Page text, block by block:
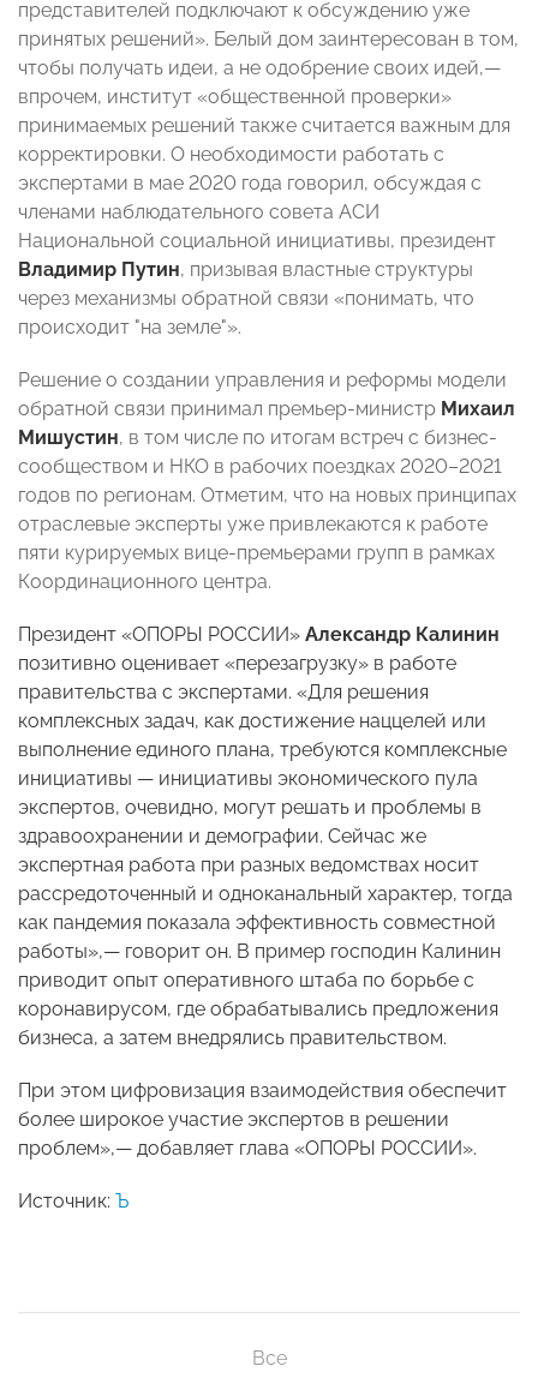
представителей подключают к обсуждению уже
принятых решений». Белый дом заинтересован в том,
чтобы получать идеи, а не одобрение своих идей,—
впрочем, институт «общественной проверки»
принимаемых решений также считается важным для
корректировки. О необходимости работать с
экспертами в мае 2020 года говорил, обсуждая с
членами наблюдательного совета АСИ
Национальной социальной инициативы, президент
Владимир Путин, призывая властные структуры
через механизмы обратной связи «понимать, что
происходит "на земле"».
Решение о создании управления и реформы модели
обратной связи принимал премьер-министр Михаил
Мишустин, в том числе по итогам встреч с бизнес-
сообществом и НКО в рабочих поездках 2020–2021
годов по регионам. Отметим, что на новых принципах
отраслевые эксперты уже привлекаются к работе
пяти курируемых вице-премьерами групп в рамках
Координационного центра.
Президент «ОПОРЫ РОССИИ» Александр Калинин
позитивно оценивает «перезагрузку» в работе
правительства с экспертами. «Для решения
комплексных задач, как достижение наццелей или
выполнение единого плана, требуются комплексные
инициативы — инициативы экономического пула
экспертов, очевидно, могут решать и проблемы в
здравоохранении и демографии. Сейчас же
экспертная работа при разных ведомствах носит
рассредоточенный и одноканальный характер, тогда
как пандемия показала эффективность совместной
работы»,— говорит он. В пример господин Калинин
приводит опыт оперативного штаба по борьбе с
коронавирусом, где обрабатывались предложения
бизнеса, а затем внедрялись правительством.
При этом цифровизация взаимодействия обеспечит
более широкое участие экспертов в решении
проблем»,— добавляет глава «ОПОРЫ РОССИИ».
Источник: Ъ
Все